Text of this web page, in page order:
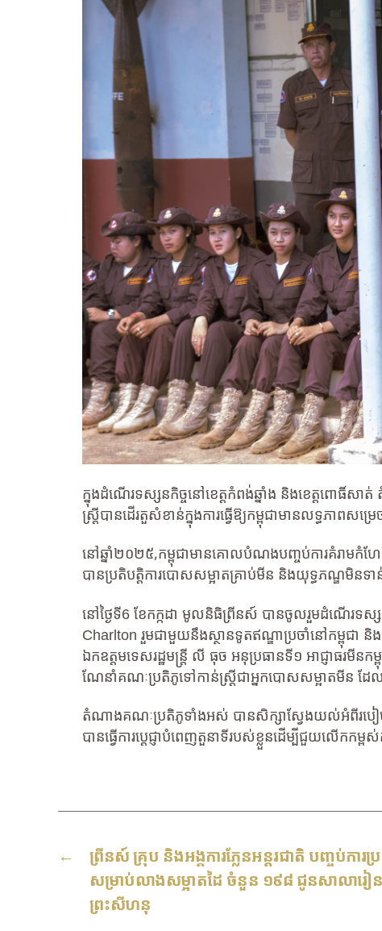
ក្នុងដំណើរទស្សនកិច្ចនៅខេត្តកំពង់ឆ្នាំង និងខេត្តពោធិ៍
ស្រ្តីបានដើរតួសំខាន់ក្នុងការធ្វើឱ្យកម្ពុជាមានលទ្ធភ
នៅឆ្នាំ២០២៥,កម្ពុជាមានគោលបំណងបញ្ចប់ការគំរាមកំ
បានប្រតិបត្តិការបោសសម្អាតគ្រាប់មីន និងយុទ្ធភណ្ឌមិន
នៅថ្ងៃទី6 ខែកក្កដា មូលនិធិព្រីនស៍ បានចូលរួមដំណើរទស្ស
Charlton រួមជាមួយនឹងស្ថានទូតឥណ្ឌាប្រចាំនៅកម្ពុជា និ
ឯកឧត្តមទេសរដ្ឋមន្ត្រី លី ធុច អនុប្រធានទី១ អាជ្ញាធរមីន
ណែនាំគណៈប្រតិភូទៅកាន់ស្ត្រីជាអ្នកបោសសម្អាតមីន ដែ
តំណាងគណៈប្រតិភូទាំងអស់ បានសិក្សាស្វែងយល់អំពីរបៀបដ
បានធ្វើការប្តេជ្ញាបំពេញតួនាទីរបស់ខ្លួនដើម្បីជួយលើក
←
ព្រីនស៍ គ្រុប និងអង្គការភ្លែនអន្តរជាតិ បញ្ចប់ការ
សម្រាប់លាងសម្អាតដៃ ចំនួន ១៩៨ ជូនសាលារៀ
ព្រះសីហនុ